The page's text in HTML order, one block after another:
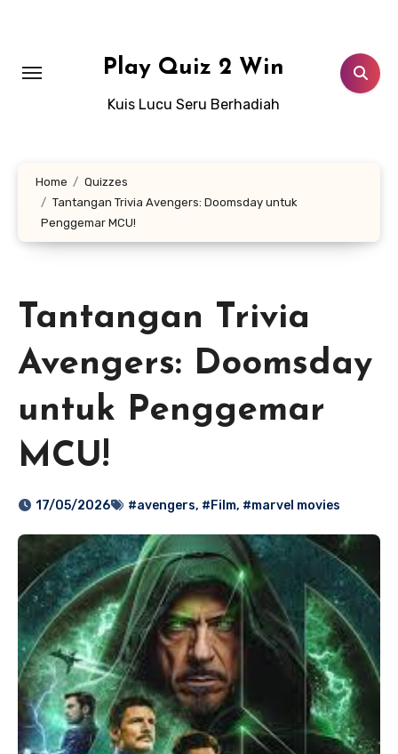
Play Quiz 2 Win
Kuis Lucu Seru Berhadiah
Home
Quizzes
Tantangan Trivia Avengers: Doomsday untuk
Penggemar MCU!
Tantangan Trivia
Avengers: Doomsday
untuk Penggemar
MCU!
17/05/2026 #avengers, #Film, #marvel movies